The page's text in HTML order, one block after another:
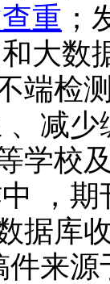
重 ；
大数
端检
减
学校
，
据库
来